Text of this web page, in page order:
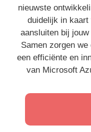
nieuwste
duidelijk in kaart
aansluiten bij
Samen zorgen
een efficiënte en
van Microsoft